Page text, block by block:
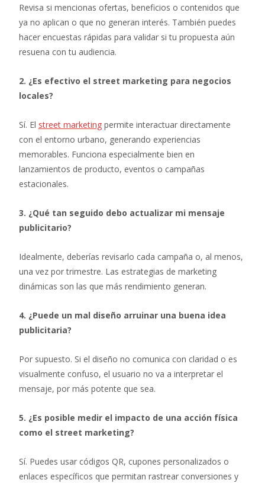
Revisa si mencionas ofertas, beneficios o contenidos que
ya no aplican o que no generan interés. También puedes
hacer encuestas rápidas para validar si tu propuesta aún
resuena con tu audiencia.
2. ¿Es efectivo el street marketing para negocios
locales?
Sí. El street marketing permite interactuar directamente
con el entorno urbano, generando experiencias
memorables. Funciona especialmente bien en
lanzamientos de producto, eventos o campañas
estacionales.
3. ¿Qué tan seguido debo actualizar mi mensaje
publicitario?
Idealmente, deberías revisarlo cada campaña o, al menos,
una vez por trimestre. Las estrategias de marketing
dinámicas son las que más rendimiento generan.
4. ¿Puede un mal diseño arruinar una buena idea
publicitaria?
Por supuesto. Si el diseño no comunica con claridad o es
visualmente confuso, el usuario no va a interpretar el
mensaje, por más potente que sea.
5. ¿Es posible medir el impacto de una acción física
como el street marketing?
Sí. Puedes usar códigos QR, cupones personalizados o
enlaces específicos que permitan rastrear conversiones y